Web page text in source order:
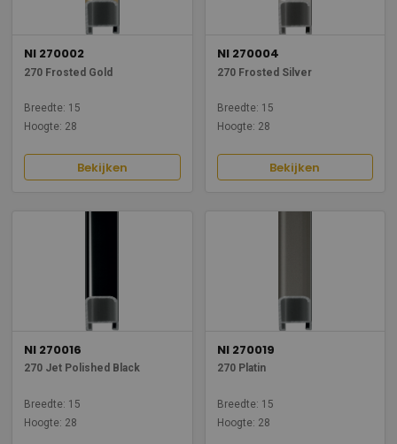
NI 270002
270 Frosted Gold
Breedte: 15
Hoogte: 28
Bekijken
NI 270004
270 Frosted Silver
Breedte: 15
Hoogte: 28
Bekijken
NI 270016
270 Jet Polished Black
Breedte: 15
Hoogte: 28
NI 270019
270 Platin
Breedte: 15
Hoogte: 28